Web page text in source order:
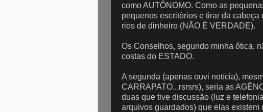
como AUTÔNOMO. Como as
pequenos escritórios e tirar da
rios de dinheiro (NÃO É VERDADE).
Os Conselhos, segundo minha ótica,
costas do ESTADO.
A segunda (apenas ouvi notícia),
CARRAPATO...rsrsrs), seria as
duas que tive discussão (luz e
arquivos guardados) que elas